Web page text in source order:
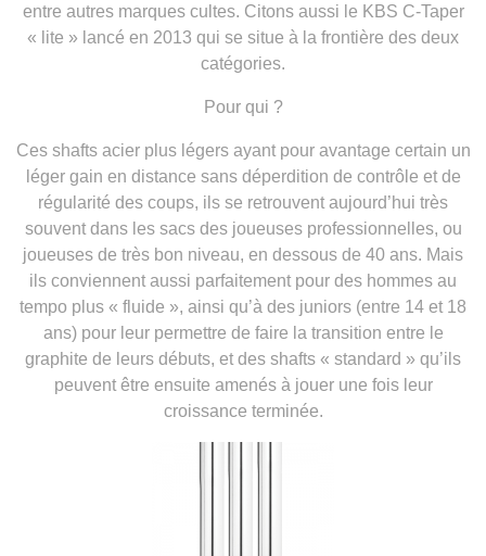
entre autres marques cultes. Citons aussi le KBS C-Taper
« lite » lancé en 2013 qui se situe à la frontière des deux
catégories.
Pour qui ?
Ces shafts acier plus légers ayant pour avantage certain un
léger gain en distance sans déperdition de contrôle et de
régularité des coups, ils se retrouvent aujourd’hui très
souvent dans les sacs des joueuses professionnelles, ou
joueuses de très bon niveau, en dessous de 40 ans. Mais
ils conviennent aussi parfaitement pour des hommes au
tempo plus « fluide », ainsi qu’à des juniors (entre 14 et 18
ans) pour leur permettre de faire la transition entre le
graphite de leurs débuts, et des shafts « standard » qu’ils
peuvent être ensuite amenés à jouer une fois leur
croissance terminée.